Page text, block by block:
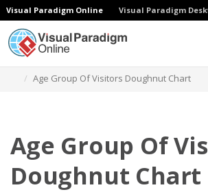
Visual Paradigm Online Visual Paradigm
Age Group Of Visitors Doughnut Chart
Age Group Of
Doughnut Chart